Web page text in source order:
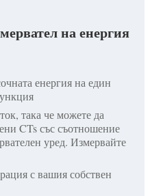
на енергия
енергия на един
така че можете да
CTs със съотношение
уред. Измервайте
с вашия собствен